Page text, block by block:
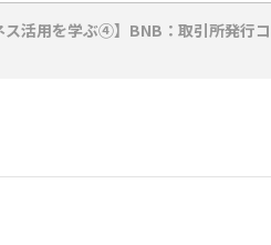
ス活用を学ぶ④】BNB：取引所発行